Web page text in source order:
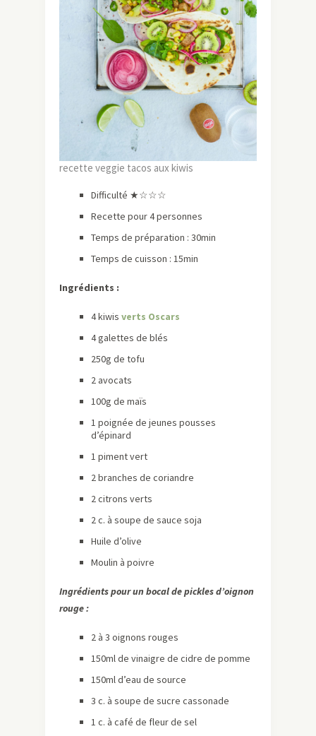
recette veggie tacos aux kiwis
Difficulté ★☆☆☆
Recette pour 4 personnes
Temps de préparation : 30min
Temps de cuisson : 15min
Ingrédients :
4 kiwis verts Oscars
4 galettes de blés
250g de tofu
2 avocats
100g de maïs
1 poignée de jeunes pousses
d’épinard
1 piment vert
2 branches de coriandre
2 citrons verts
2 c. à soupe de sauce soja
Huile d’olive
Moulin à poivre
Ingrédients pour un bocal de pickles d’oignon
rouge :
2 à 3 oignons rouges
150ml de vinaigre de cidre de pomme
150ml d’eau de source
3 c. à soupe de sucre cassonade
1 c. à café de fleur de sel